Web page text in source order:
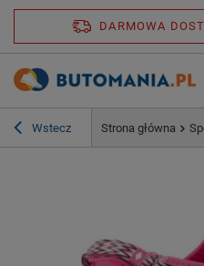
DARMOWA
Wstecz Strona główna